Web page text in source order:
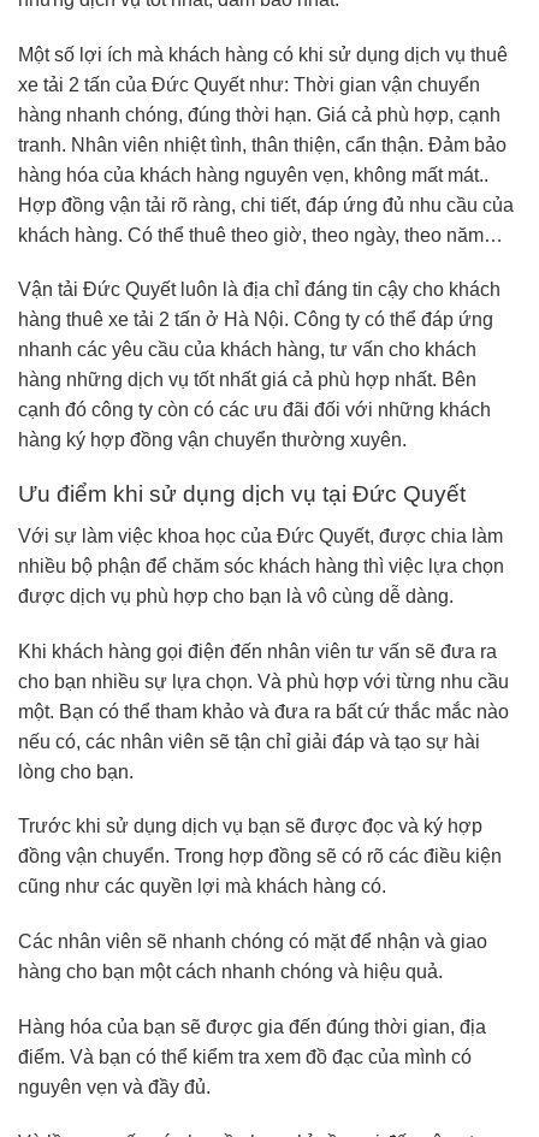
Một số lợi ích mà khách hàng có khi sử dụng dịch vụ thuê
xe tải 2 tấn của Đức Quyết như: Thời gian vận chuyển
hàng nhanh chóng, đúng thời hạn. Giá cả phù hợp, cạnh
tranh. Nhân viên nhiệt tình, thân thiện, cẩn thận. Đảm bảo
hàng hóa của khách hàng nguyên vẹn, không mất mát..
Hợp đồng vận tải rõ ràng, chi tiết, đáp ứng đủ nhu cầu của
khách hàng. Có thể thuê theo giờ, theo ngày, theo năm…
Vận tải Đức Quyết luôn là địa chỉ đáng tin cậy cho khách
hàng thuê xe tải 2 tấn ở Hà Nội. Công ty có thể đáp ứng
nhanh các yêu cầu của khách hàng, tư vấn cho khách
hàng những dịch vụ tốt nhất giá cả phù hợp nhất. Bên
cạnh đó công ty còn có các ưu đãi đối với những khách
hàng ký hợp đồng vận chuyển thường xuyên.
Ưu điểm khi sử dụng dịch vụ tại Đức Quyết
Với sự làm việc khoa học của Đức Quyết, được chia làm
nhiều bộ phận để chăm sóc khách hàng thì việc lựa chọn
được dịch vụ phù hợp cho bạn là vô cùng dễ dàng.
Khi khách hàng gọi điện đến nhân viên tư vấn sẽ đưa ra
cho bạn nhiều sự lựa chọn. Và phù hợp với từng nhu cầu
một. Bạn có thể tham khảo và đưa ra bất cứ thắc mắc nào
nếu có, các nhân viên sẽ tận chỉ giải đáp và tạo sự hài
lòng cho bạn.
Trước khi sử dụng dịch vụ bạn sẽ được đọc và ký hợp
đồng vận chuyển. Trong hợp đồng sẽ có rõ các điều kiện
cũng như các quyền lợi mà khách hàng có.
Các nhân viên sẽ nhanh chóng có mặt để nhận và giao
hàng cho bạn một cách nhanh chóng và hiệu quả.
Hàng hóa của bạn sẽ được gia đến đúng thời gian, địa
điểm. Và bạn có thể kiểm tra xem đồ đạc của mình có
nguyên vẹn và đầy đủ.